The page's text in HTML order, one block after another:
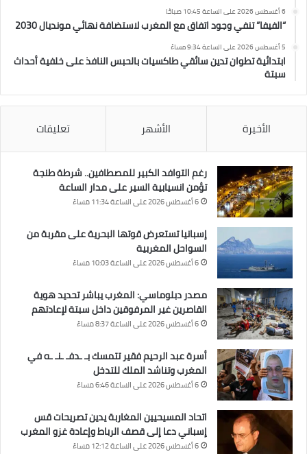
6 أغسطس 2026 على الساعة 10:45 صباحًا
“الفيفا” تنفي وجود اتفاق مع المغرب لاستضافة نهائي مونديال 2030
5 أغسطس 2026 على الساعة 9:34 مساءً
ابتدائية تطوان تدين سائقي طاكسيات بالحبس النافذ على خلفية أحداث
سبتة
الأخيرة الأشهر تعليقات
رغم التوافد الكبير للمصطافين.. شرطة طنجة
تؤمن انسيابية السير على مدار الساعة
6 أغسطس 2026 على الساعة 11:34 مساءً
إسبانيا تستعرض قوتها البحرية على مقربة من
السواحل المغربية
6 أغسطس 2026 على الساعة 10:03 مساءً
مصدر دبلوماسي: المغرب يباشر تحديد هوية
القاصرين غير المرفوقين داخل سبتة لإعادتهم
6 أغسطس 2026 على الساعة 8:37 مساءً
أسرة عبد الرحيم فقير تتمسك بـ ـدفـ ـنـ ـه في
المغرب وتناشد الملك للتدخل
6 أغسطس 2026 على الساعة 6:46 مساءً
اتحاد المسيحيين المغاربة يدين تصريحات قس
إسباني دعا إلى قصف الرباط وإعادة غزو المغرب
6 أغسطس 2026 على الساعة 12:12 مساءً